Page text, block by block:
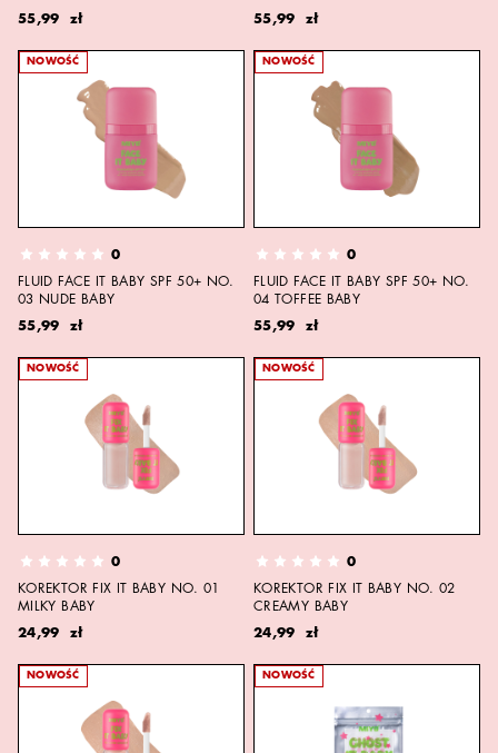
55,99 zł
55,99 zł
NOWOŚĆ
0
FLUID FACE IT BABY SPF 50+ NO.
03 NUDE BABY
55,99 zł
NOWOŚĆ
0
FLUID FACE IT BABY SPF 50+ NO.
04 TOFFEE BABY
55,99 zł
NOWOŚĆ
0
KOREKTOR FIX IT BABY NO. 01
MILKY BABY
24,99 zł
NOWOŚĆ
0
KOREKTOR FIX IT BABY NO. 02
CREAMY BABY
24,99 zł
NOWOŚĆ NOWOŚĆ